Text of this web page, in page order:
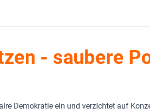
- saubere
Demokratie ein und verzichtet auf